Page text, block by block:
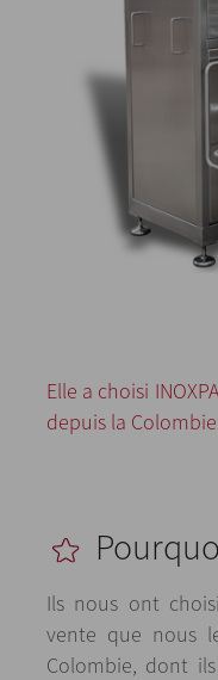
Elle a choisi
depuis la
Ils nous ont
vente que nous
Colombie, dont